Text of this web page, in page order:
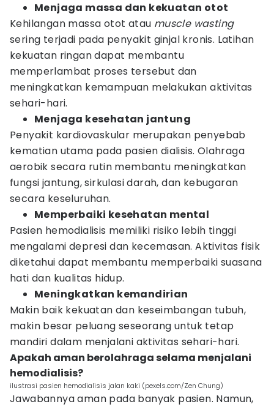
Menjaga massa dan kekuatan otot
Kehilangan massa otot atau muscle wasting
sering terjadi pada penyakit ginjal kronis. Latihan
kekuatan ringan dapat membantu
memperlambat proses tersebut dan
meningkatkan kemampuan melakukan aktivitas
sehari-hari.
Menjaga kesehatan jantung
Penyakit kardiovaskular merupakan penyebab
kematian utama pada pasien dialisis. Olahraga
aerobik secara rutin membantu meningkatkan
fungsi jantung, sirkulasi darah, dan kebugaran
secara keseluruhan.
Memperbaiki kesehatan mental
Pasien hemodialisis memiliki risiko lebih tinggi
mengalami depresi dan kecemasan. Aktivitas fisik
diketahui dapat membantu memperbaiki suasana
hati dan kualitas hidup.
Meningkatkan kemandirian
Makin baik kekuatan dan keseimbangan tubuh,
makin besar peluang seseorang untuk tetap
mandiri dalam menjalani aktivitas sehari-hari.
Apakah aman berolahraga selama menjalani
hemodialisis?
ilustrasi pasien hemodialisis jalan kaki (pexels.com/Zen Chung)
Jawabannya aman pada banyak pasien. Namun,